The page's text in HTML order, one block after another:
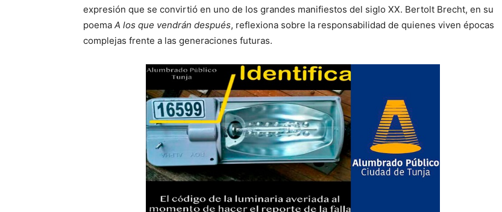
expresión que se convirtió en uno de los grandes manifiestos del siglo XX. Bertolt Brecht, en su
poema A los que vendrán después, reflexiona sobre la responsabilidad de quienes viven épocas
complejas frente a las generaciones futuras.